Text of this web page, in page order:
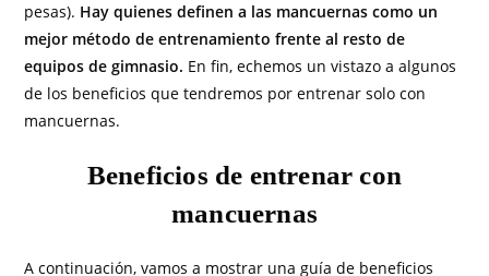
pesas). Hay quienes definen a las mancuernas como un
mejor método de entrenamiento frente al resto de
equipos de gimnasio. En fin, echemos un vistazo a algunos
de los beneficios que tendremos por entrenar solo con
mancuernas.
Beneficios de entrenar con
mancuernas
A continuación, vamos a mostrar una guía de beneficios